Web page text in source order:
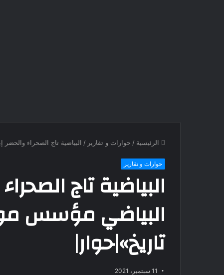
الرئيسية / حوارات و تقارير / البياضية تاج الصحراء
حوارات و تقارير
البياضية تاج
البياضي مؤسس
تاريخ»|حوار|
11 سبتمبر، 2021